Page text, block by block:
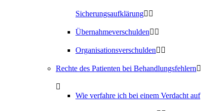
Sicherungsaufklärung
Übernahmeverschulden
Organisationsverschulden
Rechte des Patienten bei Behandlungsfehlern
Wie verfahre ich bei einem Verdacht auf